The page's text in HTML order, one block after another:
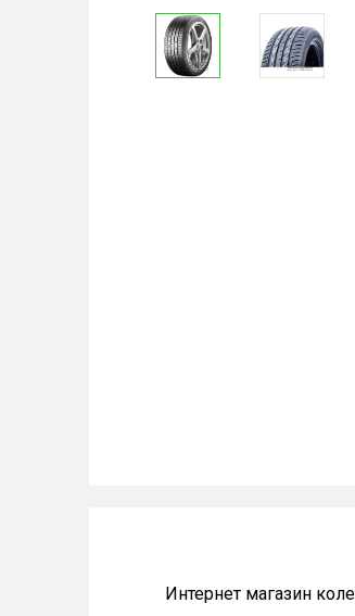
Интернет магазин